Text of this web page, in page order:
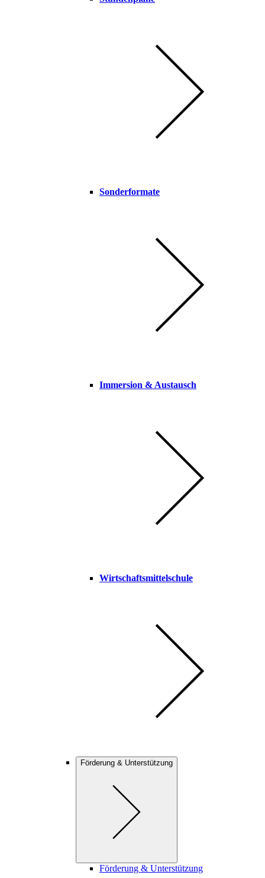
Sonderformate
Immersion & Austausch
Wirtschaftsmittelschule
Förderung & Unterstützung
Förderung & Unterstützung